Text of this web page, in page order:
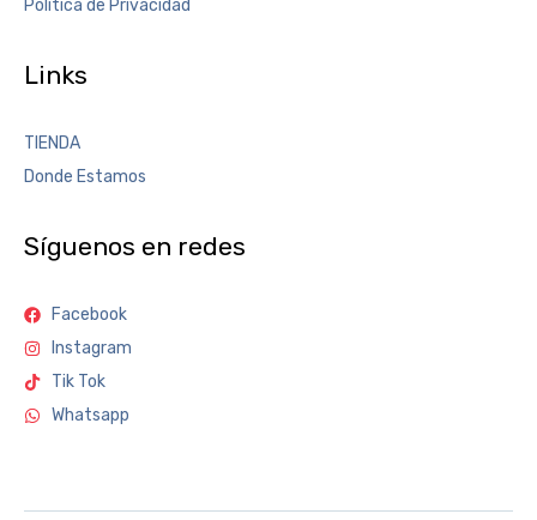
Política de Privacidad
Links
TIENDA
Donde Estamos
Síguenos en redes
Facebook
Instagram
Tik Tok
Whatsapp